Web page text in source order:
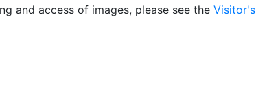
and access of images, please see the Visitor's